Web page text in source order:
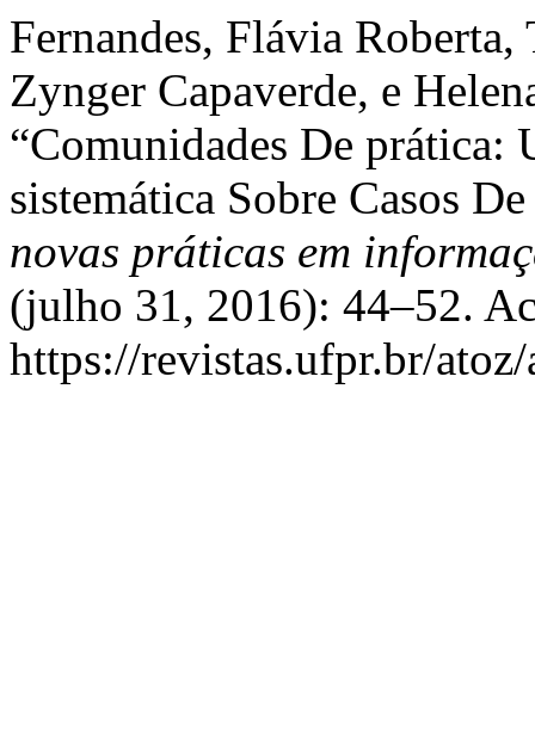
Fernandes, Flávia
Zynger Capaverde, e
“Comunidades De
sistemática Sobre Casos
novas práticas em
(julho 31, 2016): 44–52.
https://revistas.ufpr.br/